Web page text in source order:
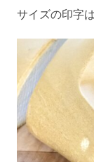
サイズの印字